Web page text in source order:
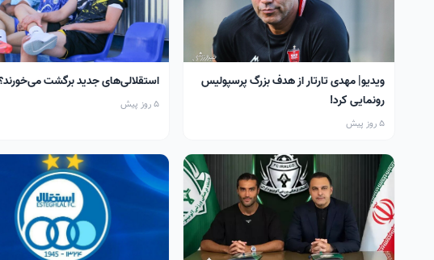
ویدیو| مهدی تارتار از هدف بزرگ پرسپولیس
رونمایی کرد!
5 روز پیش
استقلالی‌های جدید برگشت
5 روز پیش